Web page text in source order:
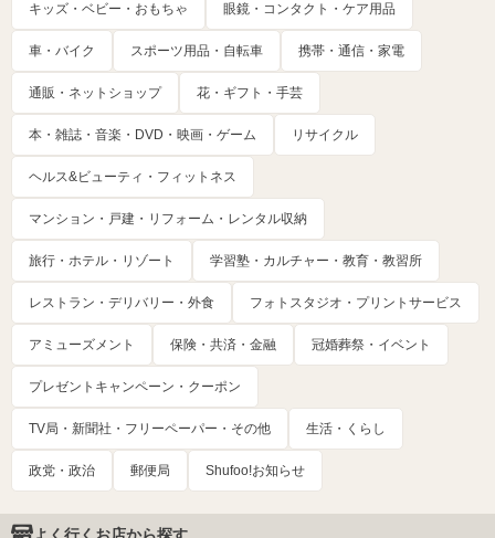
キッズ・ベビー・おもちゃ 眼鏡・コンタクト・ケア用品
車・バイク スポーツ用品・自転車 携帯・通信・家電
通販・ネットショップ 花・ギフト・手芸
本・雑誌・音楽・DVD・映画・ゲーム リサイクル
ヘルス&ビューティ・フィットネス
マンション・戸建・リフォーム・レンタル収納
旅行・ホテル・リゾート 学習塾・カルチャー・教育・教習所
レストラン・デリバリー・外食 フォトスタジオ・プリントサービス
アミューズメント 保険・共済・金融 冠婚葬祭・イベント
プレゼントキャンペーン・クーポン
TV局・新聞社・フリーペーパー・その他 生活・くらし
政党・政治 郵便局 Shufoo!お知らせ